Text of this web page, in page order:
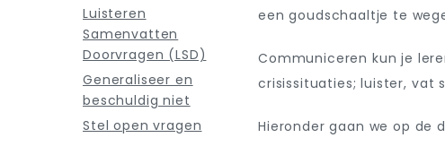
Luisteren
Samenvatten
Doorvragen (LSD)
Generaliseer en
beschuldig niet
Stel open vragen
een goudschaaltje te
Communiceren kun je
crisissituaties; luister, vat
Hieronder gaan we op de